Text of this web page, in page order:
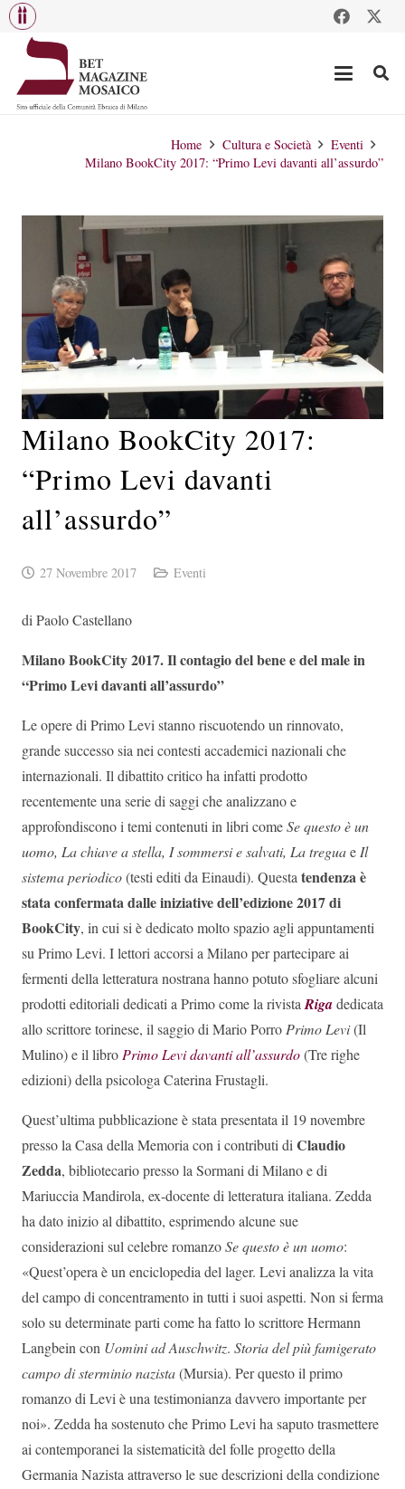
Home Cultura e Società
Eventi
Milano BookCity 2017: “Primo Levi davanti all’assurdo”
Milano BookCity 2017:
“Primo Levi davanti
all’assurdo”
27 Novembre 2017 Eventi
di Paolo Castellano
Milano BookCity 2017. Il contagio del bene e del male in
“Primo Levi davanti all’assurdo”
Le opere di Primo Levi stanno riscuotendo un rinnovato,
grande successo sia nei contesti accademici nazionali che
internazionali. Il dibattito critico ha infatti prodotto
recentemente una serie di saggi che analizzano e
approfondiscono i temi contenuti in libri comeSe questo è un
uomo, La chiave a stella, I sommersi e salvati, La treguaeIl
sistema periodico(testi editi da Einaudi). Questatendenza è
stata confermata dalle iniziative dell’edizione 2017 di
BookCity, in cui si è dedicato molto spazio agli appuntamenti
su Primo Levi. I lettori accorsi a Milano per partecipare ai
fermenti della letteratura nostrana hanno potuto sfogliare alcuni
prodotti editoriali dedicati a Primo come la rivistaRigadedicata
allo scrittore torinese, il saggio di Mario PorroPrimo Levi(Il
Mulino) e il libroPrimo Levi davanti all’assurdo(Tre righe
edizioni) della psicologa Caterina Frustagli.
Quest’ultima pubblicazione è stata presentata il 19 novembre
presso la Casa della Memoria con i contributi diClaudio
Zedda, bibliotecario presso la Sormani di Milano e di
Mariuccia Mandirola, ex-docente di letteratura italiana. Zedda
ha dato inizio al dibattito, esprimendo alcune sue
considerazioni sul celebre romanzoSe questo è un uomo:
«Quest’opera è un enciclopedia del lager. Levi analizza la vita
del campo di concentramento in tutti i suoi aspetti. Non si ferma
solo su determinate parti come ha fatto lo scrittore Hermann
Langbein con Uomini ad Auschwitz. Storia del più famigerato
campo di sterminio nazista(Mursia). Per questo il primo
romanzo di Levi è una testimonianza davvero importante per
noi». Zedda ha sostenuto che Primo Levi ha saputo trasmettere
ai contemporanei la sistematicità del folle progetto della
Germania Nazista attraverso le sue descrizioni della condizione